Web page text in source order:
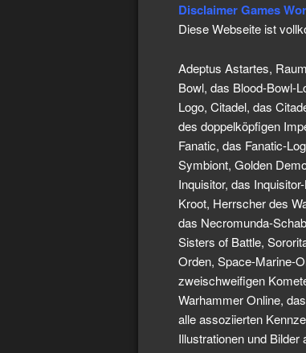
Disclaimer Games
Diese Webseite ist
Adeptus Astartes,
Bowl, das Blood-Bowl-
Logo, Citadel, das
des doppelköpfigen
Fanatic, das Fanatic-
Symbiont, Golden
Inquisitor, das
Kroot, Herrscher des
das Necromunda-
Sisters of Battle,
Orden, Space-Marine-
zweischweifigen
Warhammer Online,
alle assoziierten
Illustrationen und